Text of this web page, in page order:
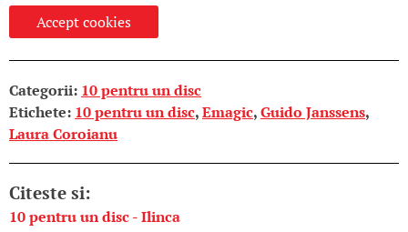
Accept cookies
Categorii: 10 pentru un disc
Etichete: 10 pentru un disc,Emagic,Guido Janssens,
Laura Coroianu
Citeste si:
10 pentru un disc - Ilinca